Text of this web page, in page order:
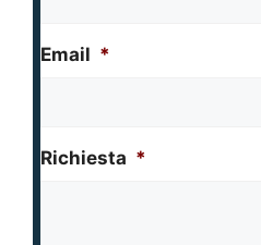
Email *
Richiesta *